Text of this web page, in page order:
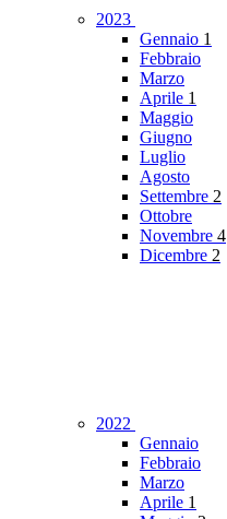
2023
Gennaio 1
Febbraio
Marzo
Aprile 1
Maggio
Giugno
Luglio
Agosto
Settembre 2
Ottobre
Novembre 4
Dicembre 2
2022
Gennaio
Febbraio
Marzo
Aprile 1